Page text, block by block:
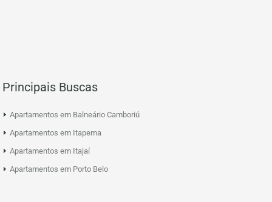
Principais Buscas
Apartamentos em Balneário Camboriú
Apartamentos em Itapema
Apartamentos em Itajaí
Apartamentos em Porto Belo